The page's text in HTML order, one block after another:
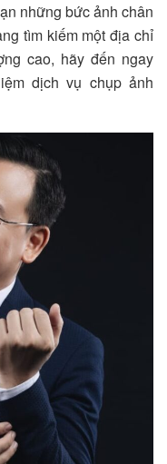
những bức ảnh chân
tìm kiếm một địa chỉ
cao, hãy đến ngay
dịch vụ chụp ảnh